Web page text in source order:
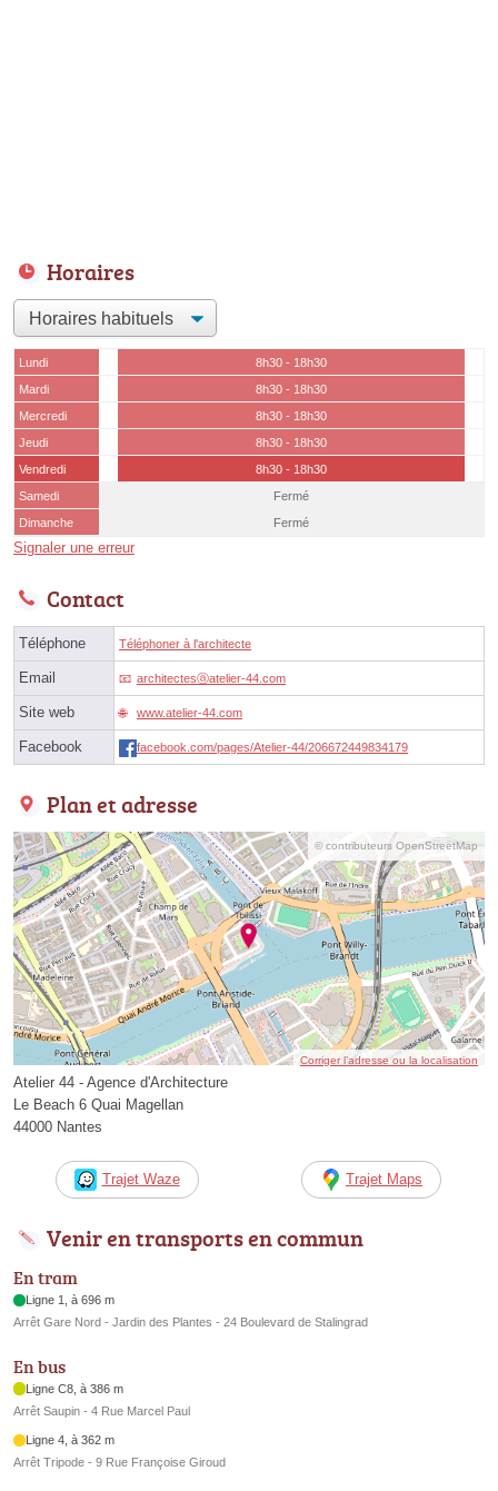
Horaires
Lundi
8h30 - 18h30
Mardi
8h30 - 18h30
Mercredi
8h30 - 18h30
Jeudi
8h30 - 18h30
Vendredi
8h30 - 18h30
Samedi
Fermé
Dimanche
Fermé
Signaler une erreur
Contact
Téléphone Téléphoner à l'architecte
Email architectesⓐatelier-44.com
Site web www.atelier-44.com
Facebook facebook.com/pages/Atelier-44/206672449834179
Plan et adresse
© contributeurs OpenStreetMap
Corriger l’adresse ou la localisation
Atelier 44 - Agence d'Architecture
Le Beach 6 Quai Magellan
44000 Nantes
Trajet Waze Trajet Maps
Venir en transports en commun
En tram
Ligne 1, à 696 m
Arrêt Gare Nord - Jardin des Plantes - 24 Boulevard de Stalingrad
En bus
Ligne C8, à 386 m
Arrêt Saupin - 4 Rue Marcel Paul
Ligne 4, à 362 m
Arrêt Tripode - 9 Rue Françoise Giroud